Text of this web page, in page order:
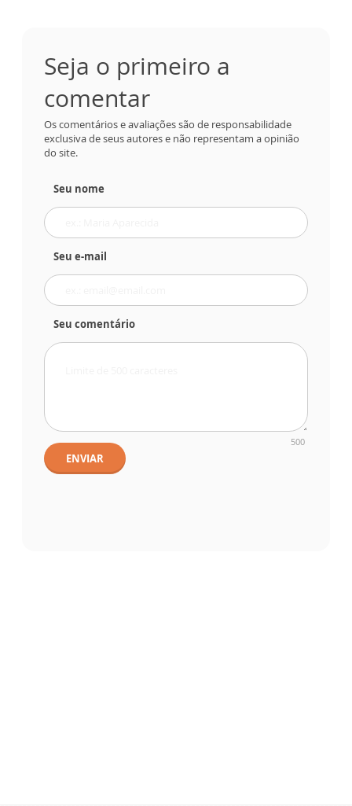
Seja o primeiro a
comentar
Os comentários e avaliações são de responsabilidade
exclusiva de seus autores e não representam a opinião
do site.
Seu nome
Seu e-mail
Seu comentário
500
ENVIAR